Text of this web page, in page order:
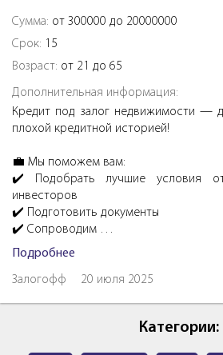
Сумма: от 300000 до 20000000
Срок: 15
Возраст: от 21 до 65
Дополнительная информация:
Кредит под залог недвижимости —
плохой кредитной историей!
💼 Мы поможем вам:
✔️ Подобрать лучшие условия
инвесторов
✔️ Подготовить документы
✔️ Сопроводим …
Подробнее
Залогофф 20 июля 2025
Категории: